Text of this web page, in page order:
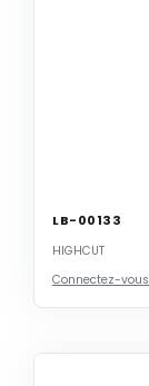
LB-00133
HIGHCUT
Connectez-